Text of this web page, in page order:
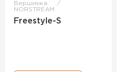
Вершинка
NORSTREAM
Freestyle-S